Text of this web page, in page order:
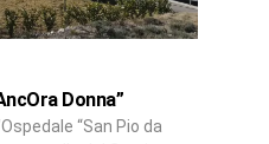
Donna”
“San Pio da